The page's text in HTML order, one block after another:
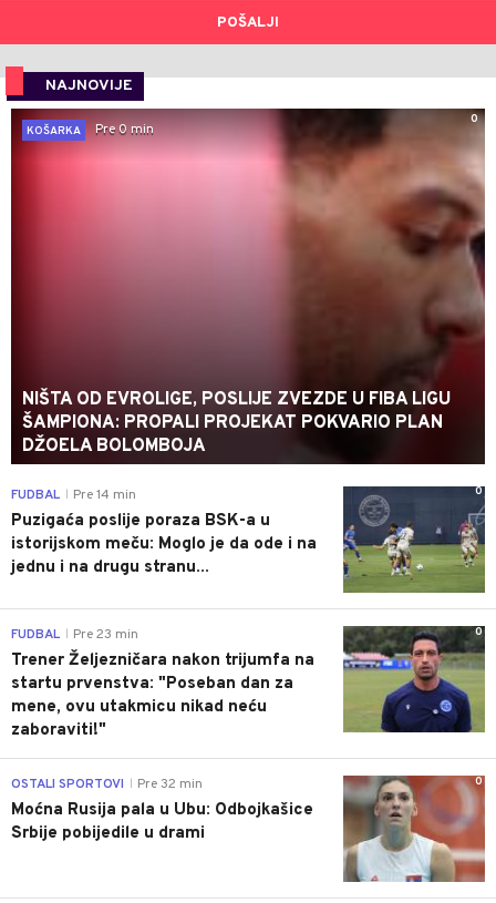
POŠALJI
NAJNOVIJE
0
KOŠARKA
Pre 0 min
NIŠTA OD EVROLIGE, POSLIJE ZVEZDE U FIBA LIGU
ŠAMPIONA: PROPALI PROJEKAT POKVARIO PLAN
DŽOELA BOLOMBOJA
0
FUDBAL Pre 14 min
Puzigaća poslije poraza BSK-a u
istorijskom meču: Moglo je da ode i na
jednu i na drugu stranu...
0
FUDBAL Pre 23 min
Trener Željezničara nakon trijumfa na
startu prvenstva: "Poseban dan za
mene, ovu utakmicu nikad neću
zaboraviti!"
0
OSTALI SPORTOVI Pre 32 min
Moćna Rusija pala u Ubu: Odbojkašice
Srbije pobijedile u drami